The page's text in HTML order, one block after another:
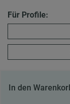
Für Profile:
In den